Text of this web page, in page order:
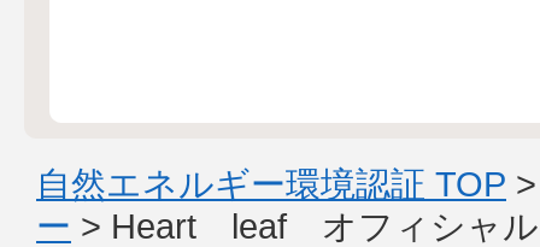
自然エネルギー環境認証 TOP
ー > Heart leaf オフィシャル